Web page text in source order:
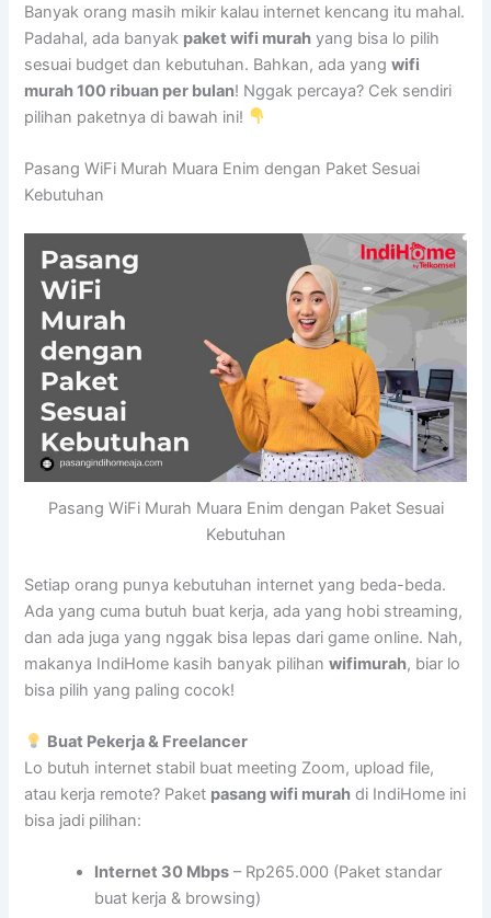
Banyak orang masih mikir kalau internet kencang itu mahal.
Padahal, ada banyak paket wifi murah yang bisa lo pilih
sesuai budget dan kebutuhan. Bahkan, ada yangwifi
murah 100 ribuan per bulan! Nggak percaya? Cek sendiri
pilihan paketnya di bawah ini!
Pasang WiFi Murah Muara Enim dengan Paket Sesuai
Kebutuhan
Pasang WiFi Murah Muara Enim dengan Paket Sesuai
Kebutuhan
Setiap orang punya kebutuhan internet yang beda-beda.
Ada yang cuma butuh buat kerja, ada yang hobi streaming,
dan ada juga yang nggak bisa lepas dari game online. Nah,
makanya IndiHome kasih banyak pilihanwifimurah, biar lo
bisa pilih yang paling cocok!
Buat Pekerja & Freelancer
Lo butuh internet stabil buat meeting Zoom, upload file,
atau kerja remote? Paket pasang wifi murah di IndiHome ini
bisa jadi pilihan:
Internet 30 Mbps – Rp265.000 (Paket standar
buat kerja & browsing)